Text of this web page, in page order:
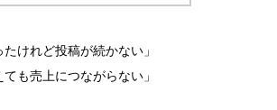
たけれど投稿が続かない」
ても売上につながらない」